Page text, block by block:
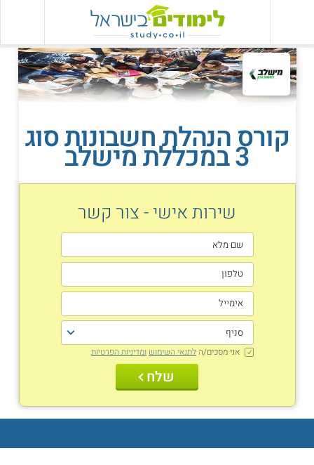
קורס הנהלת חשבונות סוג
3 במכללת מישלב
שירות אישי - צור קשר
אני מסכים/ה לתנאי השימוש ומדיניות הפרטיות
שלח